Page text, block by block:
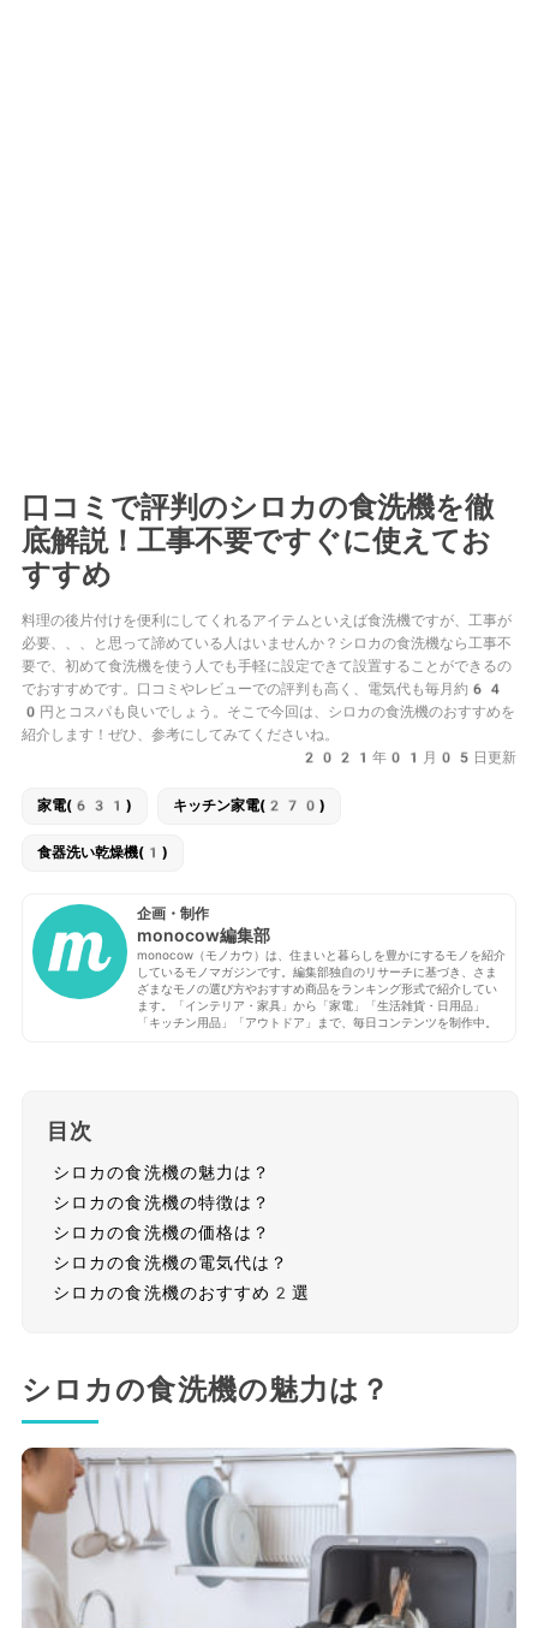
口コミで評判のシロカの食洗機を徹
底解説！工事不要ですぐに使えてお
すすめ
料理の後片付けを便利にしてくれるアイテムといえば食洗機ですが、工事が
必要、、、と思って諦めている人はいませんか？シロカの食洗機なら工事不
要で、初めて食洗機を使う人でも手軽に設定できて設置することができるの
でおすすめです。口コミやレビューでの評判も高く、電気代も毎月約64
0円とコスパも良いでしょう。そこで今回は、シロカの食洗機のおすすめを
紹介します！ぜひ、参考にしてみてくださいね。
2021年01月05日更新
家電(631) キッチン家電(270)
食器洗い乾燥機(1)
企画・制作
monocow編集部
monocow（モノカウ）は、住まいと暮らしを豊かにするモノを紹介
しているモノマガジンです。編集部独自のリサーチに基づき、さま
ざまなモノの選び方やおすすめ商品をランキング形式で紹介してい
ます。「インテリア・家具」から「家電」「生活雑貨・日用品」
「キッチン用品」「アウトドア」まで、毎日コンテンツを制作中。
目次
シロカの食洗機の魅力は？
シロカの食洗機の特徴は？
シロカの食洗機の価格は？
シロカの食洗機の電気代は？
シロカの食洗機のおすすめ2選
シロカの食洗機の魅力は？